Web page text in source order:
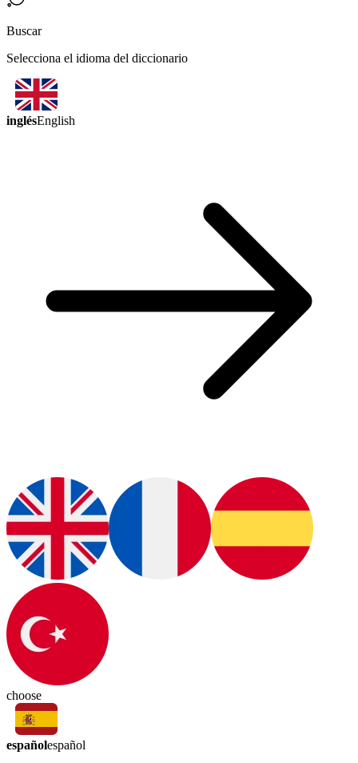
Buscar
Selecciona el idioma del diccionario
inglésEnglish
choose
españolespañol